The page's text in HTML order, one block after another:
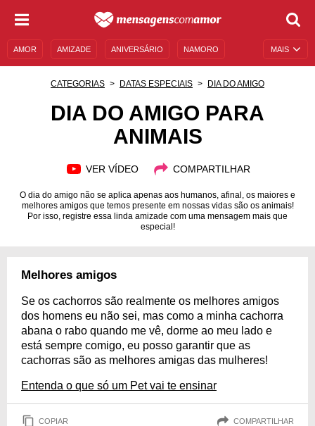
MAIS
AMOR AMIZADE ANIVERSÁRIO NAMORO
MENSAGENS DE ANIVERSÁRIO
CATEGORIAS DATAS ESPECIAIS DIA DO AMIGO
DIA DO AMIGO PARA
ANIMAIS
VER VÍDEO COMPARTILHAR
O dia do amigo não se aplica apenas aos humanos, afinal, os maiores e
melhores amigos que temos presente em nossas vidas são os animais!
Por isso, registre essa linda amizade com uma mensagem mais que
especial!
Melhores amigos
Se os cachorros são realmente os melhores amigos
dos homens eu não sei, mas como a minha cachorra
abana o rabo quando me vê, dorme ao meu lado e
está sempre comigo, eu posso garantir que as
cachorras são as melhores amigas das mulheres!
Entenda o que só um Pet vai te ensinar
COPIAR COMPARTILHAR